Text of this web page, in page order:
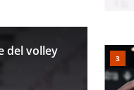
del volley